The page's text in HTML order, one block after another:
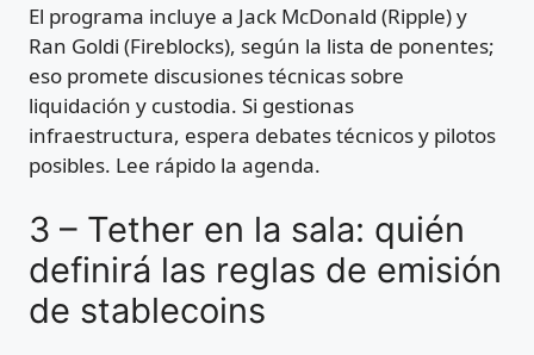
El programa incluye a Jack McDonald (Ripple) y
Ran Goldi (Fireblocks), según la lista de ponentes;
eso promete discusiones técnicas sobre
liquidación y custodia. Si gestionas
infraestructura, espera debates técnicos y pilotos
posibles. Lee rápido la agenda.
3 – Tether en la sala: quién
definirá las reglas de emisión
de stablecoins